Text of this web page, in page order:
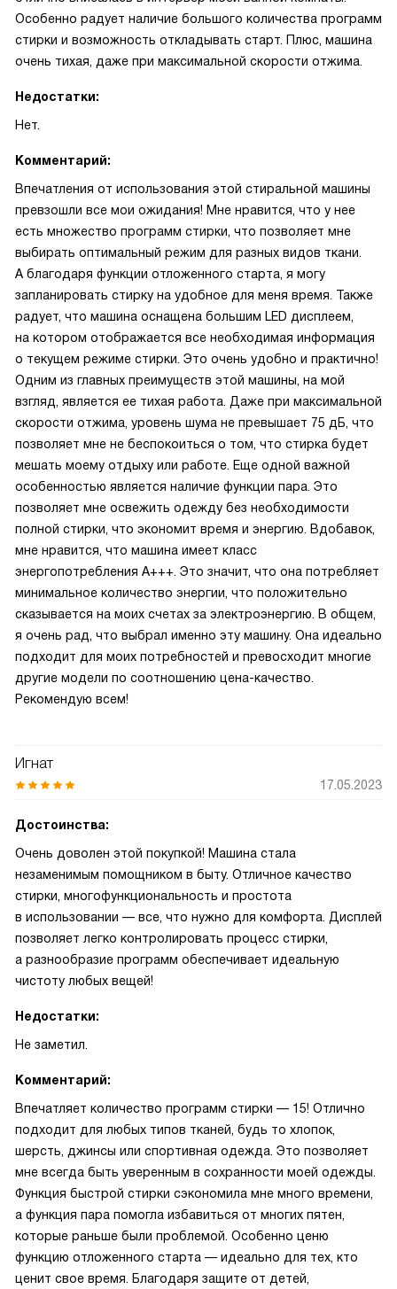
Особенно радует наличие большого количества программ
стирки и возможность откладывать старт. Плюс, машина
очень тихая, даже при максимальной скорости отжима.
Недостатки:
Нет.
Комментарий:
Впечатления от использования этой стиральной машины
превзошли все мои ожидания! Мне нравится, что у нее
есть множество программ стирки, что позволяет мне
выбирать оптимальный режим для разных видов ткани.
А благодаря функции отложенного старта, я могу
запланировать стирку на удобное для меня время. Также
радует, что машина оснащена большим LED дисплеем,
на котором отображается все необходимая информация
о текущем режиме стирки. Это очень удобно и практично!
Одним из главных преимуществ этой машины, на мой
взгляд, является ее тихая работа. Даже при максимальной
скорости отжима, уровень шума не превышает 75 дБ, что
позволяет мне не беспокоиться о том, что стирка будет
мешать моему отдыху или работе. Еще одной важной
особенностью является наличие функции пара. Это
позволяет мне освежить одежду без необходимости
полной стирки, что экономит время и энергию. Вдобавок,
мне нравится, что машина имеет класс
энергопотребления A+++. Это значит, что она потребляет
минимальное количество энергии, что положительно
сказывается на моих счетах за электроэнергию. В общем,
я очень рад, что выбрал именно эту машину. Она идеально
подходит для моих потребностей и превосходит многие
другие модели по соотношению цена-качество.
Рекомендую всем!
Игнат
17.05.2023
Достоинства:
Очень доволен этой покупкой! Машина стала
незаменимым помощником в быту. Отличное качество
стирки, многофункциональность и простота
в использовании — все, что нужно для комфорта. Дисплей
позволяет легко контролировать процесс стирки,
а разнообразие программ обеспечивает идеальную
чистоту любых вещей!
Недостатки:
Не заметил.
Комментарий:
Впечатляет количество программ стирки — 15! Отлично
подходит для любых типов тканей, будь то хлопок,
шерсть, джинсы или спортивная одежда. Это позволяет
мне всегда быть уверенным в сохранности моей одежды.
Функция быстрой стирки сэкономила мне много времени,
а функция пара помогла избавиться от многих пятен,
которые раньше были проблемой. Особенно ценю
функцию отложенного старта — идеально для тех, кто
ценит свое время. Благодаря защите от детей,